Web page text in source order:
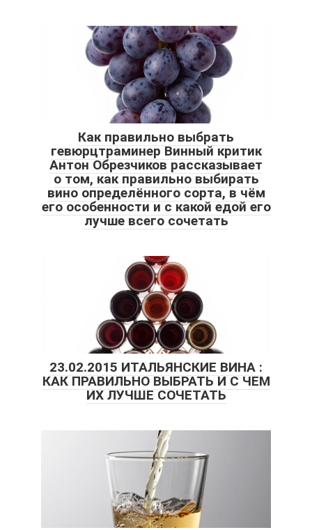
Как правильно выбрать
гевюрцтраминер Винный критик
Антон Обрезчиков рассказывает
о том, как правильно выбирать
вино определённого сорта, в чём
его особенности и с какой едой его
лучше всего сочетать
23.02.2015 ИТАЛЬЯНСКИЕ ВИНА :
КАК ПРАВИЛЬНО ВЫБРАТЬ И С ЧЕМ
ИХ ЛУЧШЕ СОЧЕТАТЬ